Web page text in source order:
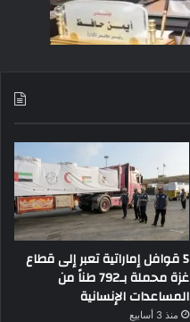
5 قوافل إماراتية تعبر إلى قطاع
غزة محملة بـ792 طناً من
المساعدات الإنسانية
منذ 3 أسابيع